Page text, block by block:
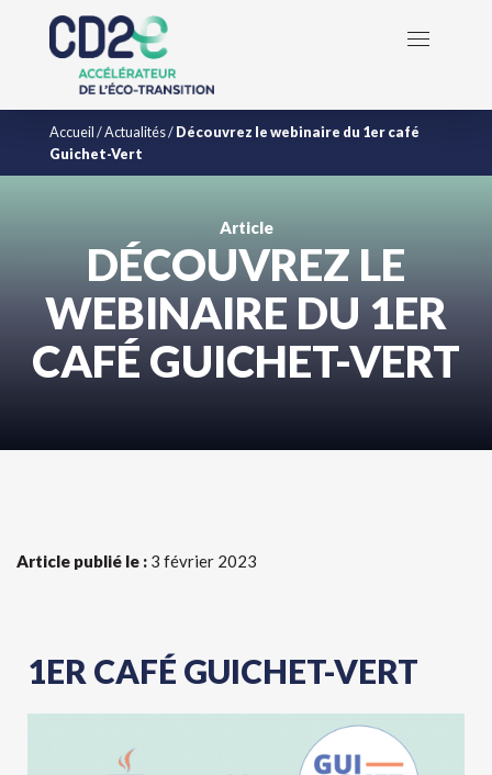
Accueil/Actualités/Découvrez le webinaire du 1er café
Guichet-Vert
Article
DÉCOUVREZ LE
WEBINAIRE DU 1ER
CAFÉ GUICHET-VERT
Article publié le : 3 février 2023
1ER CAFÉ GUICHET-VERT